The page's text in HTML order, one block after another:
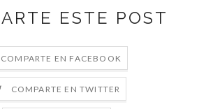
ESTE POST
COMPARTE EN FACEBOOK
COMPARTE EN TWITTER